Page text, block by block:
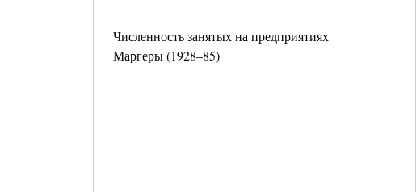
Численность занятых на предприятиях
Маргеры (1928–85)